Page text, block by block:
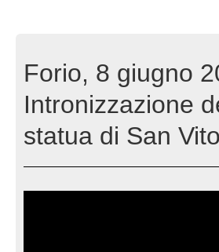
Forio, 8 giugno
Intronizzazione
statua di San Vito